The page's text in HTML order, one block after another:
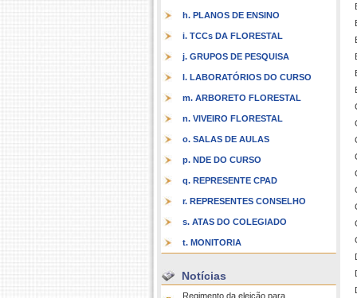
h. PLANOS DE ENSINO
i. TCCs DA FLORESTAL
j. GRUPOS DE PESQUISA
l. LABORATÓRIOS DO CURSO
m. ARBORETO FLORESTAL
n. VIVEIRO FLORESTAL
o. SALAS DE AULAS
p. NDE DO CURSO
q. REPRESENTE CPAD
r. REPRESENTES CONSELHO
s. ATAS DO COLEGIADO
t. MONITORIA
Notícias
Regimento da eleição para